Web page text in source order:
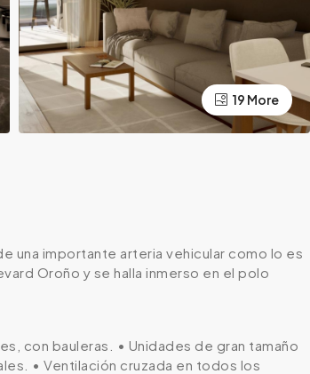
19 More
una importante arteria vehicular como lo es
Oroño y se halla inmerso en el polo
con bauleras. • Unidades de gran tamaño
• Ventilación cruzada en todos los